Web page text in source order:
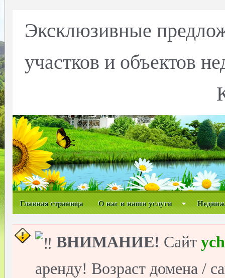
Эксклюзивные
участков и объектов
Главная страница О нас и наши услуги
ВНИМАНИЕ! Сайт
аренду! Возраст домена /